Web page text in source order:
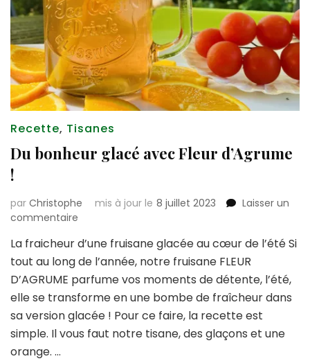
Recette, Tisanes
Du bonheur glacé avec Fleur d’Agrume
!
par Christophe mis à jour le 8 juillet 2023
Laisser un
commentaire
bonheur
glacé
avec
d’Agrume
!
La fraicheur d’une fruisane glacée au cœur de l’été Si
tout au long de l’année, notre fruisane FLEUR
D’AGRUME parfume vos moments de détente, l’été,
elle se transforme en une bombe de fraîcheur dans
sa version glacée ! Pour ce faire, la recette est
simple. Il vous faut notre tisane, des glaçons et une
orange. …